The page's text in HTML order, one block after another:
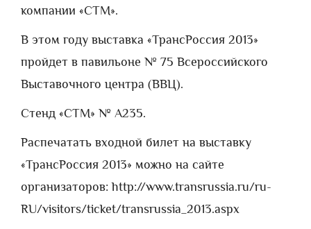
компании «СТМ».
В этом году выставка «ТрансРоссия 2013»
пройдет в павильоне № 75 Всероссийского
Выставочного центра (ВВЦ).
Стенд «СТМ» № A235.
Распечатать входной билет на выставку
«ТрансРоссия 2013» можно на сайте
организаторов: http://www.transrussia.ru/ru-
RU/visitors/ticket/transrussia_2013.aspx